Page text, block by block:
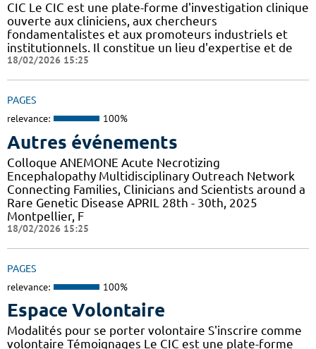
CIC Le CIC est une plate-forme d'investigation clinique
ouverte aux cliniciens, aux chercheurs
fondamentalistes et aux promoteurs industriels et
institutionnels. Il constitue un lieu d'expertise et de
18/02/2026 15:25
PAGES
relevance: 100%
Autres événements
Colloque ANEMONE Acute Necrotizing
Encephalopathy Multidisciplinary Outreach Network
Connecting Families, Clinicians and Scientists around a
Rare Genetic Disease APRIL 28th - 30th, 2025
Montpellier, F
18/02/2026 15:25
PAGES
relevance: 100%
Espace Volontaire
Modalités pour se porter volontaire S'inscrire comme
volontaire Témoignages Le CIC est une plate-forme